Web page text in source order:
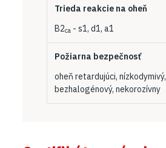
Trieda reakcie na oheň
B2ca - s1, d1, a1
Požiarna bezpečnosť
oheň retardujúci, nízkodymivý,
bezhalogénový, nekorozívny